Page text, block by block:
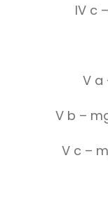
IV c
V a
V b –
V c –